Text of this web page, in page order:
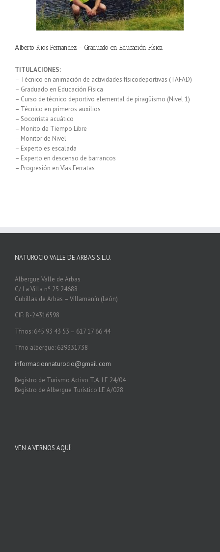
Alberto Rios Fernandez - Graduado en Educación Física
TITULACIONES:
– Técnico en animación de actividades físicodeportivas (TAFAD)
– Graduado en Educación Física
– Curso de técnico deportivo elemental de piragüismo (Nivel 1)
– Técnico en primeros auxilios
– Socorrista acuático
– Monito de Tiempo Libre
– Monitor de Nivel
– Experto es escalada
– Experto en descenso de barrancos
– Progresión en Vías Ferratas
NATUROCIO VALLE DE ARBAS S.L.U.
Albergue Valle de Arbas
C/ La Villa nº 25 24688
Cubillas de Arbas – Villamanín (León)
CIF: B-24316598
Tfnos: 645 93 43 53 – 617 17 66 44
Tfno albergue: 629331738
informacionnaturocio@gmail.com
Registro de Turismo Activo T.A. LE 24/04
Registro de Albergue Turístico LE A/028
VEN A VERNOS AQUÍ: